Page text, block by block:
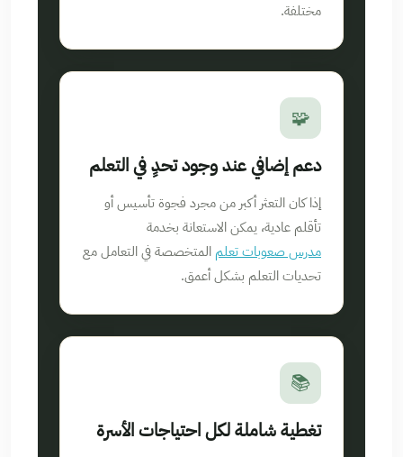
مختلفة.
🧩
دعم إضافي عند وجود تحدٍ في التعلم
إذا كان التعثر أكبر من مجرد فجوة تأسيس أو
تأقلم عادية، يمكن الاستعانة بخدمة
مدرس صعوبات تعلم المتخصصة في التعامل مع
تحديات التعلم بشكل أعمق.
📚
تغطية شاملة لكل احتياجات الأسرة